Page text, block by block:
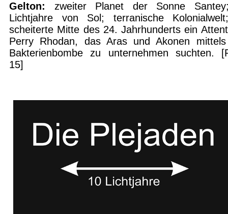
Gelton: zweiter Planet der Sonne
Lichtjahre von Sol; terranische
scheiterte Mitte des 24. Jahrhunderts ein
Perry Rhodan, das Aras und Akonen
Bakterienbombe zu unternehmen suchten.
15]